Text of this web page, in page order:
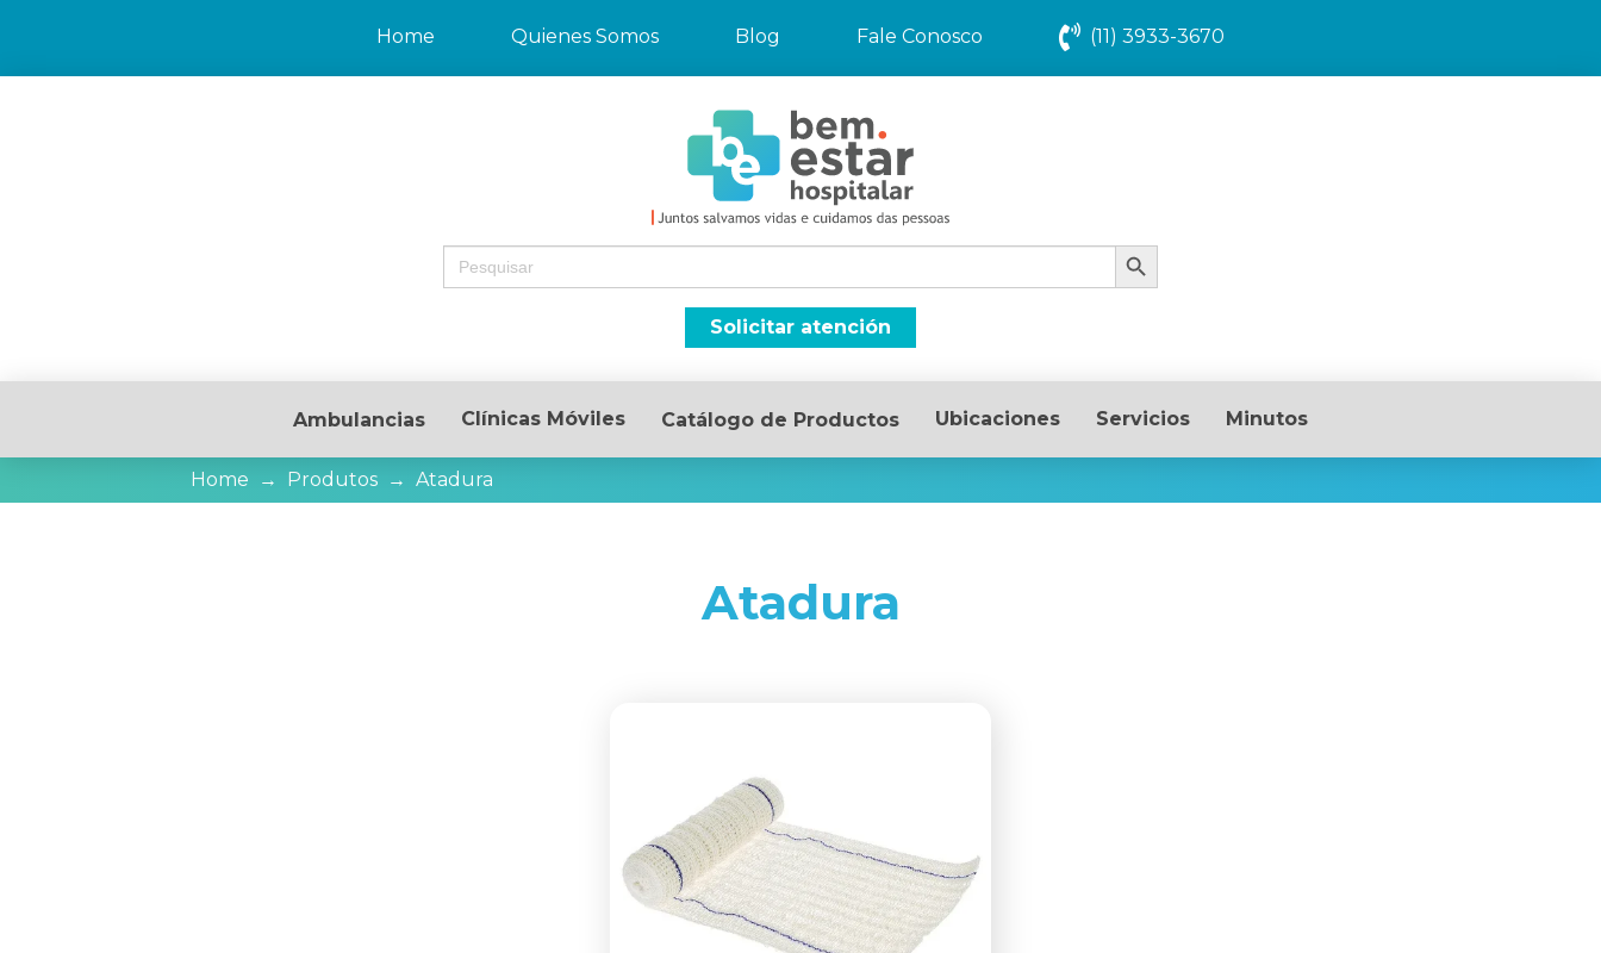
Home Quienes Somos Blog Fale Conosco (11) 3933-3670
Search
for:
Search Button
Solicitar atención
Ambulancias Clínicas Móviles Catálogo de Productos Ubicaciones Servicios Minutos
Home → Produtos → Atadura
Atadura